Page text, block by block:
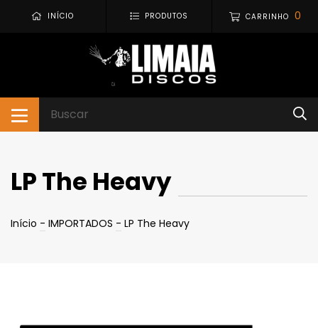
INÍCIO PRODUTOS CARRINHO 0
LP The Heavy
Início - IMPORTADOS - LP The Heavy